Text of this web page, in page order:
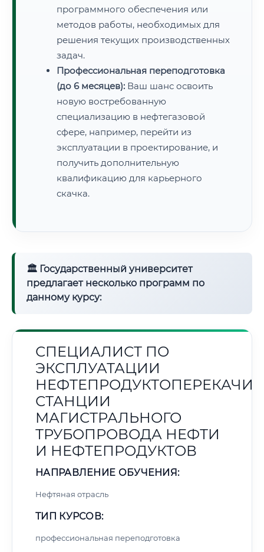
программного обеспечения или
методов работы, необходимых для
решения текущих производственных
задач.
Профессиональная переподготовка
(до 6 месяцев): Ваш шанс освоить
новую востребованную
специализацию в нефтегазовой
сфере, например, перейти из
эксплуатации в проектирование, и
получить дополнительную
квалификацию для карьерного
скачка.
🏛 Государственный университет
предлагает несколько программ по
данному курсу:
СПЕЦИАЛИСТ ПО
ЭКСПЛУАТАЦИИ
СТАНЦИИ
МАГИСТРАЛЬНОГО
ТРУБОПРОВОДА НЕФТИ
И НЕФТЕПРОДУКТОВ
НАПРАВЛЕНИЕ ОБУЧЕНИЯ:
Нефтяная отрасль
ТИП КУРСОВ:
профессиональная переподготовка